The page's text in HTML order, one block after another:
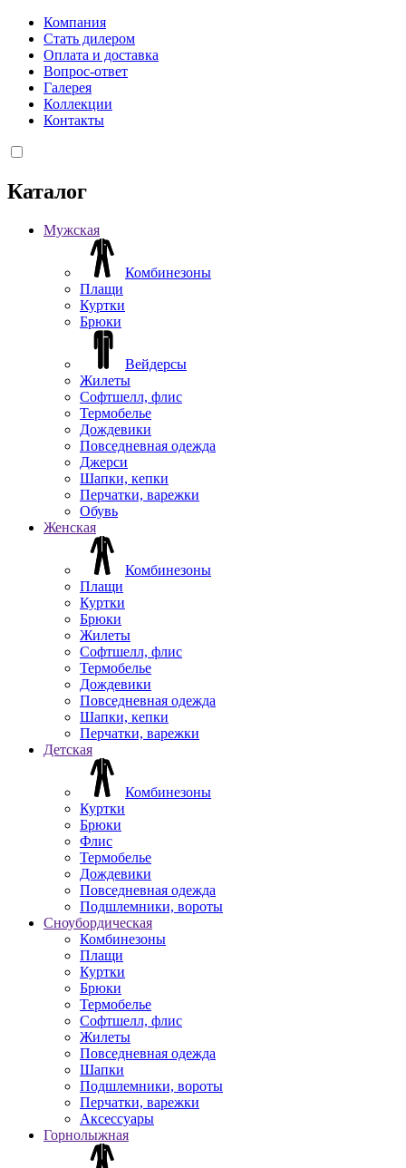
Компания
Стать дилером
Оплата и доставка
Вопрос-ответ
Галерея
Коллекции
Контакты
Каталог
Мужская
Комбинезоны
Плащи
Куртки
Брюки
Вейдерсы
Жилеты
Софтшелл, флис
Термобелье
Дождевики
Повседневная одежда
Джерси
Шапки, кепки
Перчатки, варежки
Обувь
Женская
Комбинезоны
Плащи
Куртки
Брюки
Жилеты
Софтшелл, флис
Термобелье
Дождевики
Повседневная одежда
Шапки, кепки
Перчатки, варежки
Детская
Комбинезоны
Куртки
Брюки
Флис
Термобелье
Дождевики
Повседневная одежда
Подшлемники, вороты
Сноубордическая
Комбинезоны
Плащи
Куртки
Брюки
Термобелье
Софтшелл, флис
Жилеты
Повседневная одежда
Шапки
Подшлемники, вороты
Перчатки, варежки
Аксессуары
Горнолыжная